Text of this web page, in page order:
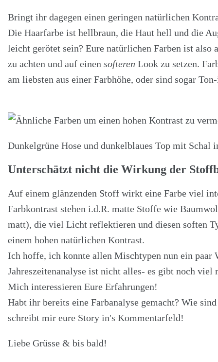
Bringt ihr dagegen einen geringen natürlichen
Die Haarfarbe ist hellbraun, die Haut hell und die
leicht gerötet sein? Eure natürlichen Farben ist
zu achten und auf einen softeren Look zu setzen.
am liebsten aus einer Farbhöhe, oder sind sogar
Dunkelgrüne Hose und dunkelblaues Top mit Schal
Unterschätzt nicht die Wirkung der
Auf einem glänzenden Stoff wirkt eine Farbe viel
Farbkontrast stehen i.d.R. matte Stoffe wie
matt), die viel Licht reflektieren und diesen soften
einem hohen natürlichen Kontrast.
Ich hoffe, ich konnte allen Mischtypen nun ein
Jahreszeitenanalyse ist nicht alles- es gibt noch
Mich interessieren Eure Erfahrungen!
Habt ihr bereits eine Farbanalyse gemacht? Wie
schreibt mir eure Story in's Kommentarfeld!
Liebe Grüsse & bis bald!